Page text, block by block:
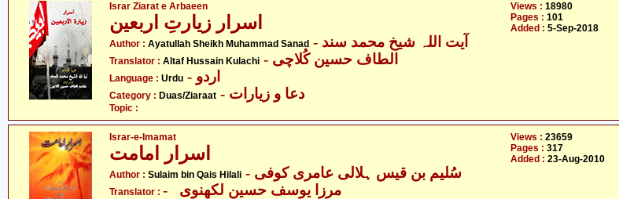
Israr Ziarat e Arbaeen
اسرار زیارتِ اربعین
Author : Ayatullah Sheikh Muhammad Sanad - آیت اللہ شیخ محمد سند
Translator : Altaf Hussain Kulachi - الطاف حسین کُلاچی
Language : Urdu - اردو
Category : Duas/Ziaraat - دعا و زیارات
Topic :
Views : 18980
Pages : 101
Added : 5-Sep-2018
Israr-e-Imamat
Author : Sulaim bin Qais Hilali - سُلیم بن قیس ہلالی عامری کوفی
Translator : - مرزا یوسف حسین لکھنوی
Views : 23659
Pages : 317
Added : 23-Aug-2010